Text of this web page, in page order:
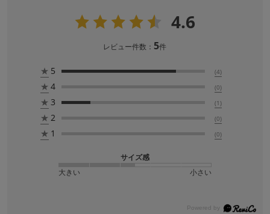
4.6
レビュー件数： 5件
★ 5 (4)
★ 4 (0)
★ 3 (1)
★ 2 (0)
★ 1 (0)
サイズ感
大きい
小さい